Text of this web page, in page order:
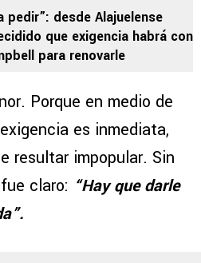
pedir”: desde Alajuelense
que exigencia habrá con
para renovarle
Porque en medio de
es inmediata,
resultar impopular. Sin
claro: “Hay que darle